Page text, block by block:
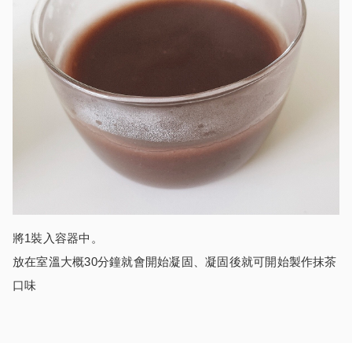
將1裝入容器中。
放在室溫大概30分鐘就會開始凝固、凝固後就可開始製作抹茶
口味